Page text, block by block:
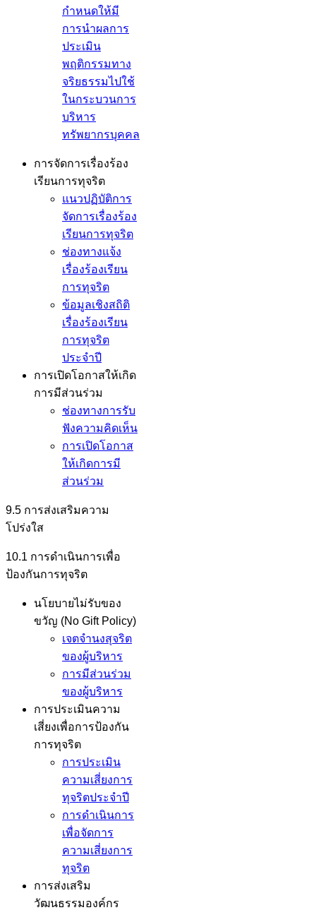
กำหนดให้มี
การนำผลการ
ประเมิน
พฤติกรรมทาง
จริยธรรมไปใช้
ในกระบวนการ
บริหาร
ทรัพยากรบุคคล
การจัดการเรื่องร้อง
เรียนการทุจริต
แนวปฏิบัติการ
จัดการเรื่องร้อง
เรียนการทุจริต
ช่องทางแจ้ง
เรื่องร้องเรียน
การทุจริต
ข้อมูลเชิงสถิติ
เรื่องร้องเรียน
การทุจริต
ประจำปี
การเปิดโอกาสให้เกิด
การมีส่วนร่วม
ช่องทางการรับ
ฟังความคิดเห็น
การเปิดโอกาส
ให้เกิดการมี
ส่วนร่วม
9.5 การส่งเสริมความ
โปร่งใส
10.1 การดำเนินการเพื่อ
ป้องกันการทุจริต
นโยบายไม่รับของ
ขวัญ (No Gift Policy)
เจตจำนงสุจริต
ของผู้บริหาร
การมีส่วนร่วม
ของผู้บริหาร
การประเมินความ
เสี่ยงเพื่อการป้องกัน
การทุจริต
การประเมิน
ความเสี่ยงการ
ทุจริตประจำปี
การดำเนินการ
เพื่อจัดการ
ความเสี่ยงการ
ทุจริต
การส่งเสริม
วัฒนธรรมองค์กร